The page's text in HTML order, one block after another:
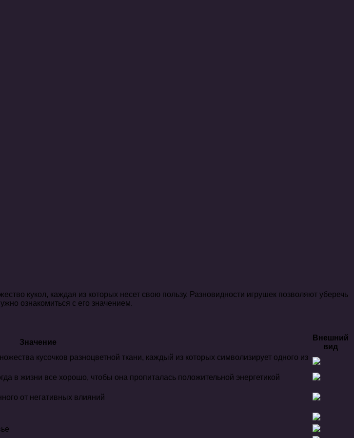
кукол, каждая из которых несет свою пользу. Разновидности игрушек позволяют уберечь
ознакомиться с его значением.
Значение
Внешний
вид
кусочков разноцветной ткани, каждый из которых символизирует одного из
в жизни все хорошо, чтобы она пропиталась положительной энергетикой
от негативных влияний